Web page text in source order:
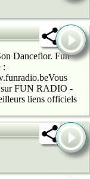
Danceflor. Fun
:
sur FUN RADIO -
liens officiels